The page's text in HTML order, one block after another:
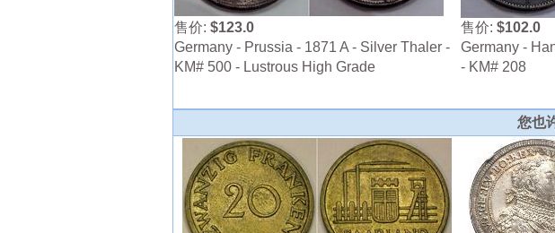
售价: $123.0
Germany - Prussia - 1871 A - Silver Thaler -
KM# 500 - Lustrous High Grade
售价:$102.0
Germany -
- KM# 208
您也